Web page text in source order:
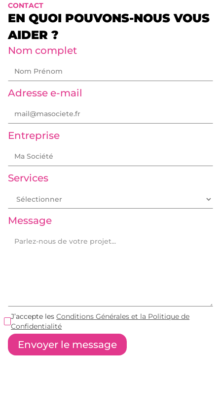
CONTACT
EN QUOI POUVONS-NOUS VOUS
AIDER ?
Nom complet
Adresse e-mail
Entreprise
Services
Message
J’accepte lesConditions Générales et la Politique de
Confidentialité